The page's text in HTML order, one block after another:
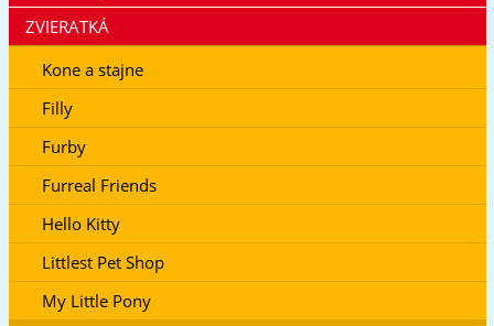
ZVIERATKÁ
Kone a stajne
Filly
Furby
Furreal Friends
Hello Kitty
Littlest Pet Shop
My Little Pony